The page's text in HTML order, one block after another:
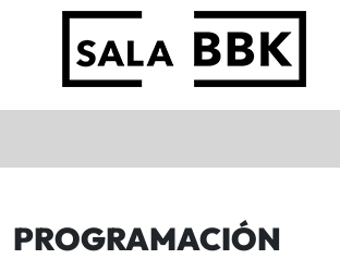
PROGRAMACIÓN